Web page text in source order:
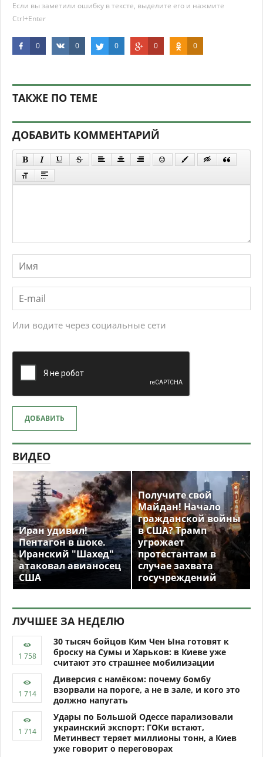
Если вы заметили ошибку в тексте, выделите его и нажмите
Ctrl+Enter
0 0 0 0 0
ТАКЖЕ ПО ТЕМЕ
ДОБАВИТЬ КОММЕНТАРИЙ
Или водите через социальные сети
ДОБАВИТЬ
ВИДЕО
Иран удивил!
Пентагон в шоке.
Иранский "Шахед"
атаковал авианосец
США
Получите свой
Майдан! Начало
гражданской войны
в США? Трамп
угрожает
протестантам в
случае захвата
госучреждений
ЛУЧШЕЕ ЗА НЕДЕЛЮ
30 тысяч бойцов Ким Чен Ына готовят к
броску на Сумы и Харьков: в Киеве уже
считают это страшнее мобилизации
Диверсия с намёком: почему бомбу
взорвали на пороге, а не в зале, и кого это
должно напугать
Удары по Большой Одессе парализовали
украинский экспорт: ГОКи встают,
Метинвест теряет миллионы тонн, а Киев
уже говорит о переговорах